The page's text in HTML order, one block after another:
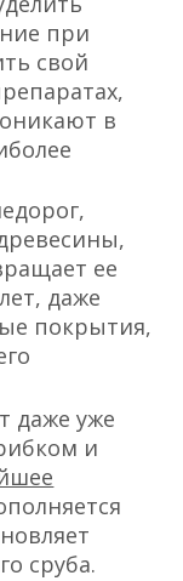
при
свой
в
ее
даже
покрытия,
даже уже
и
сруба.